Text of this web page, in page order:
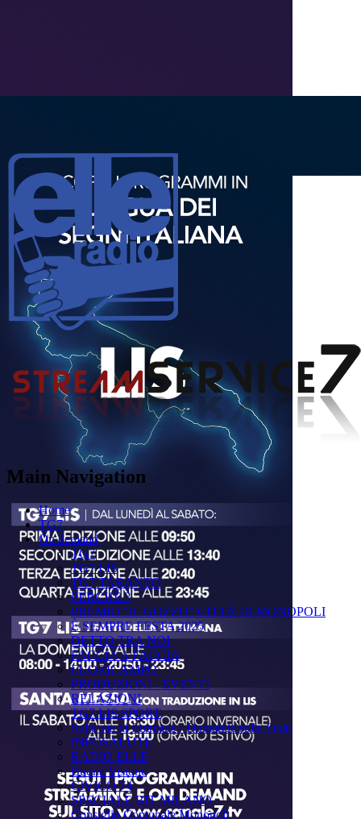
Main Navigation
Home
TG7
On demand
TG7
TG7 LIS
TG7 TARANTO
PERCHÉ ?
PREMIO "IL GOZZO" CITTÀ DI MONOPOLI
È SEMPRE FESTA 2025
DETTO TRA NOI
FACCIA A FACCIA
FUORICAMPO
PRODUZIONI - EVENTI
RELAZIONI
TG7 LIS SPORT
Sulla via di Emmaus - Domande sulla Fede
INFOSALUTE
RADIO ELLE
Buona Visione
CIVICO 74
SPECIALE BIT MILANO
Consiglio Comunale Monopoli